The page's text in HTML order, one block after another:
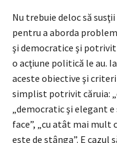
Nu trebuie deloc să
pentru a aborda
şi democratice şi potrivit
o acţiune politică le au.
aceste obiective şi
simplist potrivit căruia:
„democratic şi elegant
face”, „cu atât mai mult
este de stânga”. E